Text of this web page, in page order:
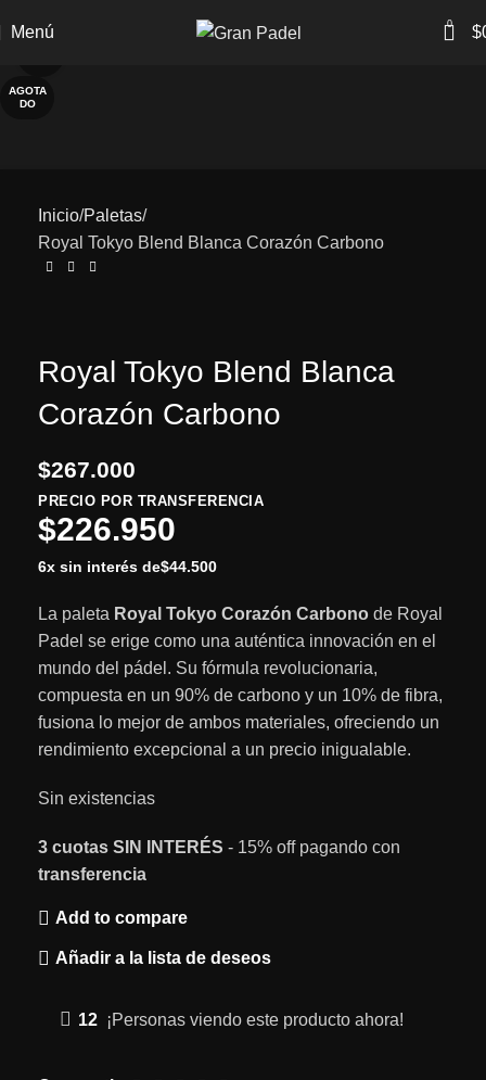
Menú 0 $
AGOTA
DO
Inicio Paletas
Royal Tokyo Blend Blanca Corazón Carbono
Royal Tokyo Blend Blanca
Corazón Carbono
$267.000
PRECIO POR TRANSFERENCIA
$226.950
6x sin interés de$44.500
La paleta Royal Tokyo Corazón Carbono de Royal
Padel se erige como una auténtica innovación en el
mundo del pádel. Su fórmula revolucionaria,
compuesta en un 90% de carbono y un 10% de fibra,
fusiona lo mejor de ambos materiales, ofreciendo un
rendimiento excepcional a un precio inigualable.
Sin existencias
3 cuotas SIN INTERÉS - 15% off pagando con
transferencia
Add to compare
Añadir a la lista de deseos
12 ¡Personas viendo este producto ahora!